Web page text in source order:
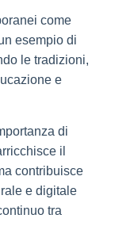
come
esempio di
le tradizioni,
e
di
il
contribuisce
e digitale
tra